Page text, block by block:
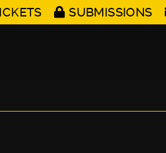
SUBMISSIONS